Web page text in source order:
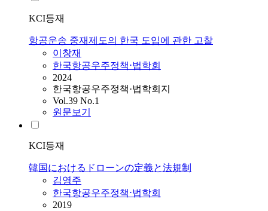
KCI등재
항공운송 중재제도의 한국 도입에 관한 고찰
이창재
한국항공우주정책⋅법학회
2024
한국항공우주정책·법학회지
Vol.39 No.1
원문보기
KCI등재
韓国におけるドローンの定義と法規制
김영주
한국항공우주정책⋅법학회
2019